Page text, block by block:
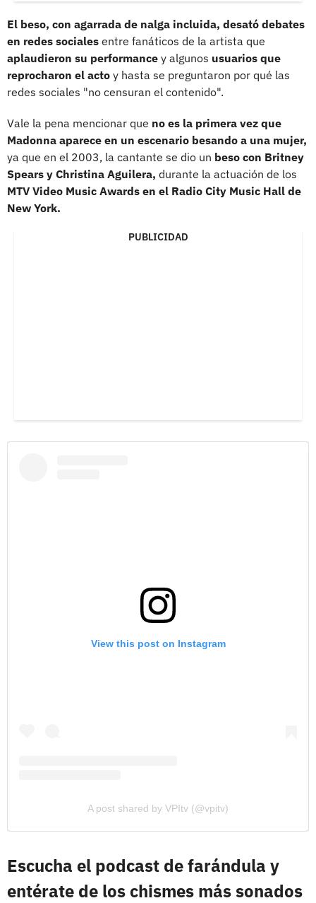
El beso, con agarrada de nalga incluida, desató debates
en redes sociales entre fanáticos de la artista que
aplaudieron su performance y algunos usuarios que
reprocharon el acto y hasta se preguntaron por qué las
redes sociales "no censuran el contenido".
Vale la pena mencionar que no es la primera vez que
Madonna aparece en un escenario besando a una mujer,
ya que en el 2003, la cantante se dio un beso con Britney
Spears y Christina Aguilera, durante la actuación de los
MTV Video Music Awards en el Radio City Music Hall de
New York.
PUBLICIDAD
View this post on Instagram
A post shared by VPItv (@vpitv)
Escucha el podcast de farándula y
entérate de los chismes más sonados